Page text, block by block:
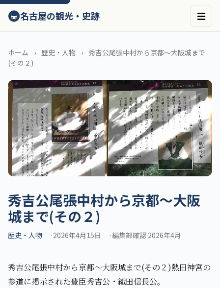
ン
テ
へ
ス
ッ
プ
🚇名古屋の観光・史跡 ☰
ホーム 歴史・人物
秀吉公尾張中村から京都～大阪城まで
(その２)
秀吉公尾張中村から京都～大阪
城まで(その２)
歴史・人物 2026年4月15日 編集部確認 2026年4月
秀吉公尾張中村から京都～大阪城まで(その２)熱田神宮の
参道に掲示された豊臣秀吉公・織田信長公。